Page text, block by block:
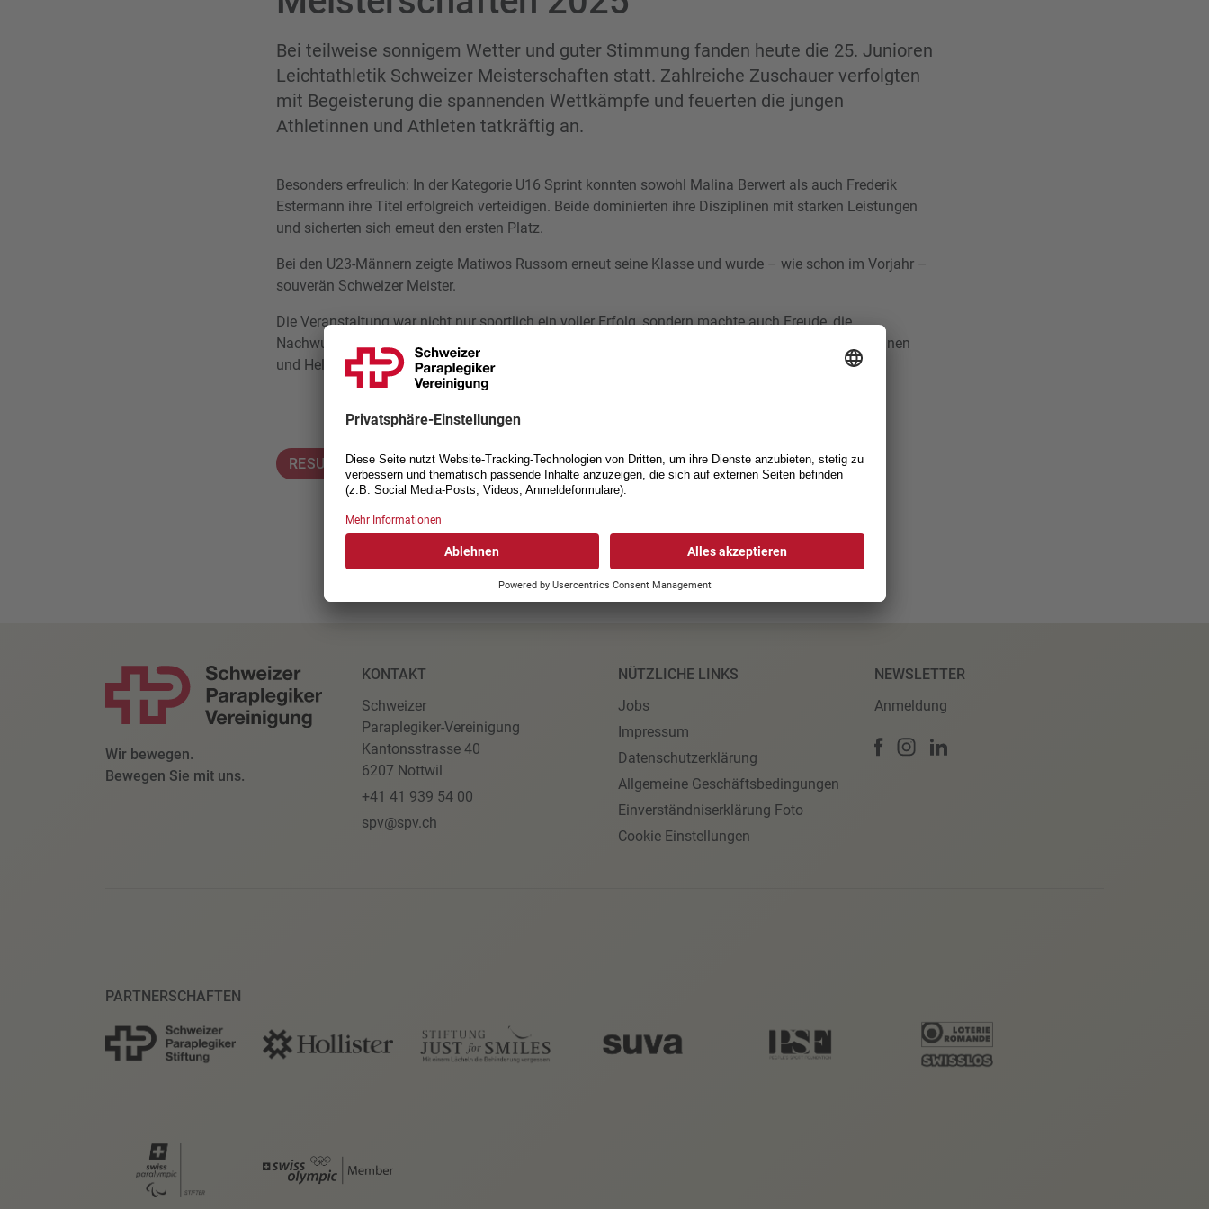
Bei teilweise sonnigem Wetter und guter Stimmung fanden heute die 25. Junioren
Leichtathletik Schweizer Meisterschaften statt. Zahlreiche Zuschauer verfolgten
mit Begeisterung die spannenden Wettkämpfe und feuerten die jungen
Athletinnen und Athleten tatkräftig an.
Besonders erfreulich: In der Kategorie U16 Sprint konnten sowohl Malina Berwert als auch Frederik
Estermann ihre Titel erfolgreich verteidigen. Beide dominierten ihre Disziplinen mit starken Leistungen
und sicherten sich erneut den ersten Platz.
Bei den U23-Männern zeigte Matiwos Russom erneut seine Klasse und wurde – wie schon im Vorjahr –
souverän Schweizer Meister.
Die Veranstaltung war nicht nur sportlich ein voller Erfolg, sondern machte auch Freude, die
Nachwuchstalente in Aktion zu erleben. Ein grosses Dankeschön an alle Teilnehmenden, Helferinnen
und Helfer sowie den Fans für diesen gelungenen Wettkampftag!
RESULTATE JUNIOREN SM 2025
Wir bewegen.
Bewegen Sie mit uns.
KONTAKT
Schweizer
Paraplegiker-Vereinigung
Kantonsstrasse 40
6207 Nottwil
+41 41 939 54 00
spv@spv.ch
NÜTZLICHE LINKS
Jobs
Impressum
Datenschutzerklärung
Allgemeine Geschäftsbedingungen
Einverständniserklärung Foto
Cookie Einstellungen
NEWSLETTER
Anmeldung
PARTNERSCHAFTEN